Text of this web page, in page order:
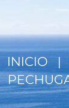
INICIO